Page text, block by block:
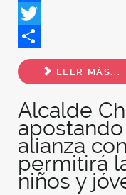
Facebook
Twitter
Share
LEER MÁS...
Alcalde
alianza
permitirá
niños y